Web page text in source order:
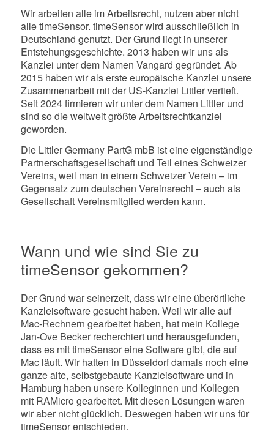
Wir arbeiten alle im Arbeitsrecht, nutzen aber nicht
alle timeSensor. timeSensor wird ausschließlich in
Deutschland genutzt. Der Grund liegt in unserer
Entstehungsgeschichte. 2013 haben wir uns als
Kanzlei unter dem Namen Vangard gegründet. Ab
2015 haben wir als erste europäische Kanzlei unsere
Zusammenarbeit mit der US-Kanzlei Littler vertieft.
Seit 2024 firmieren wir unter dem Namen Littler und
sind so die weltweit größte Arbeitsrechtkanzlei
geworden.
Die Littler Germany PartG mbB ist eine eigenständige
Partnerschaftsgesellschaft und Teil eines Schweizer
Vereins, weil man in einem Schweizer Verein – im
Gegensatz zum deutschen Vereinsrecht – auch als
Gesellschaft Vereinsmitglied werden kann.
Wann und wie sind Sie zu
timeSensor gekommen?
Der Grund war seinerzeit, dass wir eine überörtliche
Kanzleisoftware gesucht haben. Weil wir alle auf
Mac-Rechnern gearbeitet haben, hat mein Kollege
Jan-Ove Becker recherchiert und herausgefunden,
dass es mit timeSensor eine Software gibt, die auf
Mac läuft. Wir hatten in Düsseldorf damals noch eine
ganze alte, selbstgebaute Kanzleisoftware und in
Hamburg haben unsere Kolleginnen und Kollegen
mit RAMicro gearbeitet. Mit diesen Lösungen waren
wir aber nicht glücklich. Deswegen haben wir uns für
timeSensor entschieden.